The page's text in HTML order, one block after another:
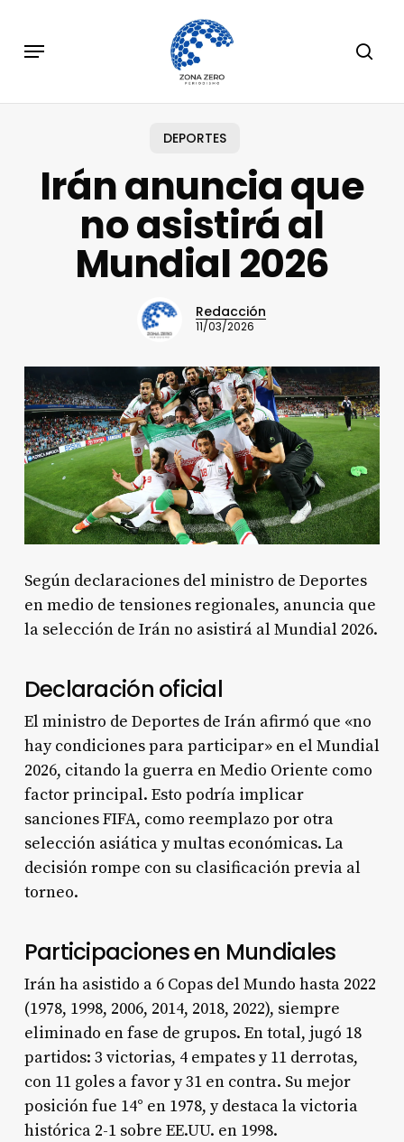
main
Menu
DEPORTES
Irán anuncia que
no asistirá al
Mundial 2026
Redacción
11/03/2026
Según declaraciones del ministro de Deportes
en medio de tensiones regionales, anuncia que
la selección de Irán no asistirá al Mundial 2026.
Declaración oficial
El ministro de Deportes de Irán afirmó que «no
hay condiciones para participar» en el Mundial
2026, citando la guerra en Medio Oriente como
factor principal. Esto podría implicar
sanciones FIFA, como reemplazo por otra
selección asiática y multas económicas. La
decisión rompe con su clasificación previa al
torneo.
Participaciones en Mundiales
Irán ha asistido a 6 Copas del Mundo hasta 2022
(1978, 1998, 2006, 2014, 2018, 2022), siempre
eliminado en fase de grupos. En total, jugó 18
partidos: 3 victorias, 4 empates y 11 derrotas,
con 11 goles a favor y 31 en contra. Su mejor
posición fue 14° en 1978, y destaca la victoria
histórica 2-1 sobre EE.UU. en 1998.